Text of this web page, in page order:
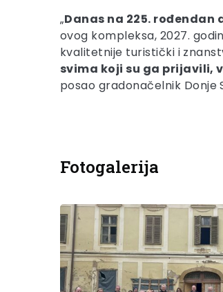
„Danas na 225. rođendan
ovog kompleksa, 2027.
kvalitetnije turistički i
svima koji su ga prijavili,
posao gradonačelnik Donje
Fotogalerija